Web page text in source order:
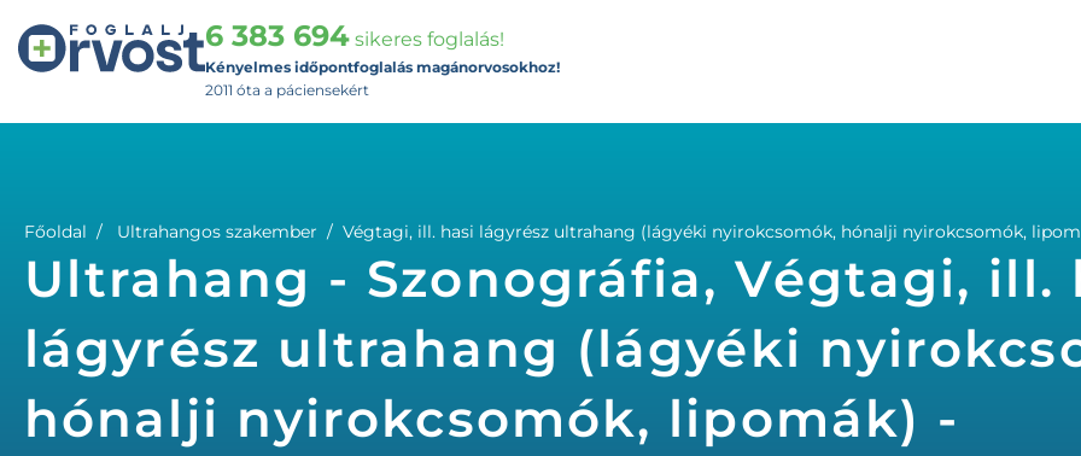
6 383 694 sikeres foglalás!
Kényelmes időpontfoglalás magánorvosokhoz!
2011 óta a páciensekért
Főoldal Ultrahangos szakember Végtagi, ill. hasi lágyrész ultrahang (lágyéki nyirokcsomók, hónalji nyirokcsomók,
Ultrahang - Szonográfia, Végtagi, ill.
lágyrész ultrahang (lágyéki
hónalji nyirokcsomók, lipomák) -